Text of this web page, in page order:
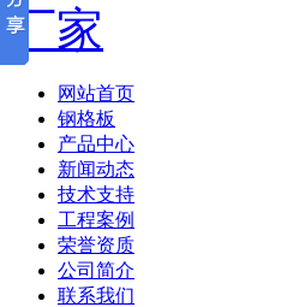
网站首页
钢格板
产品中心
新闻动态
技术支持
工程案例
荣誉资质
公司简介
联系我们